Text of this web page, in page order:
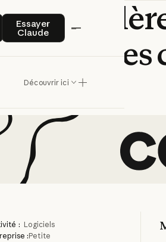
Essayer
Claude
Essayer Claude
Découvrir ici
réduitles
: Logiciels
:Petite